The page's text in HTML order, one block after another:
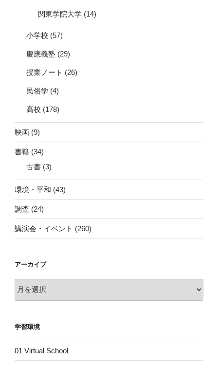
関東学院大学 (14)
小学校 (57)
慶應義塾 (29)
授業ノート (26)
民俗学 (4)
高校 (178)
映画 (9)
書籍 (34)
古書 (3)
環境・平和 (43)
調査 (24)
講演会・イベント (260)
アーカイブ
ー
ブ
学習環境
01 Virtual School